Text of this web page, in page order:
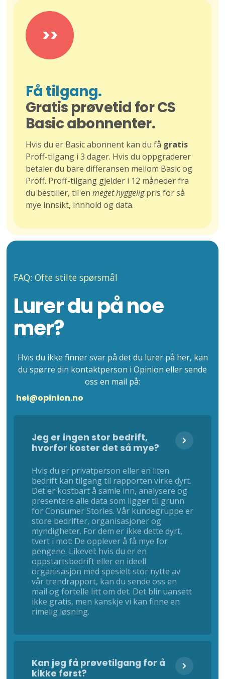
>>
Få tilgang.
Gratis prøvetid for CS
Basic abonnenter.
Hvis du er Basic abonnent kan du få gratis
Proff-tilgang i 3 dager. Hvis du oppgraderer
betaler du bare differansen mellom Basic og
Proff. Proff-tilgang gjelder i 12 måneder fra
du bestiller, til en meget hyggeligpris for så
mye innsikt, innhold og data.
FAQ: Ofte stilte spørsmål
Lurer du på noe
mer?
Hvis du ikke finner svar på det du lurer på her, kan
du spørre din kontaktperson i Opinion eller sende
oss en mail på:
hei@opinion.no
Jeg er ingen stor bedrift,
hvorfor koster det så mye?
Hvis du er privatperson eller en liten
bedrift kan tilgang til rapporten virke dyrt.
Det er kostbart å samle inn, analysere og
presentere alle data som ligger til grunn
for Consumer Stories. Vår kundegruppe er
store bedrifter, organisasjoner og
myndigheter. For dem er ikke dette dyrt,
tvert i mot: De opplever å få mye for
pengene. Likevel: hvis du er en
oppstartsbedrift eller en ideell
organisasjon med spesielt stor nytte av
vår trendrapport, kan du sende oss en
mail og fortelle litt om det. Det blir uansett
ikke gratis, men kanskje vi kan finne en
rimelig løsning.
Kan jeg få prøvetilgang for å
kikke først?